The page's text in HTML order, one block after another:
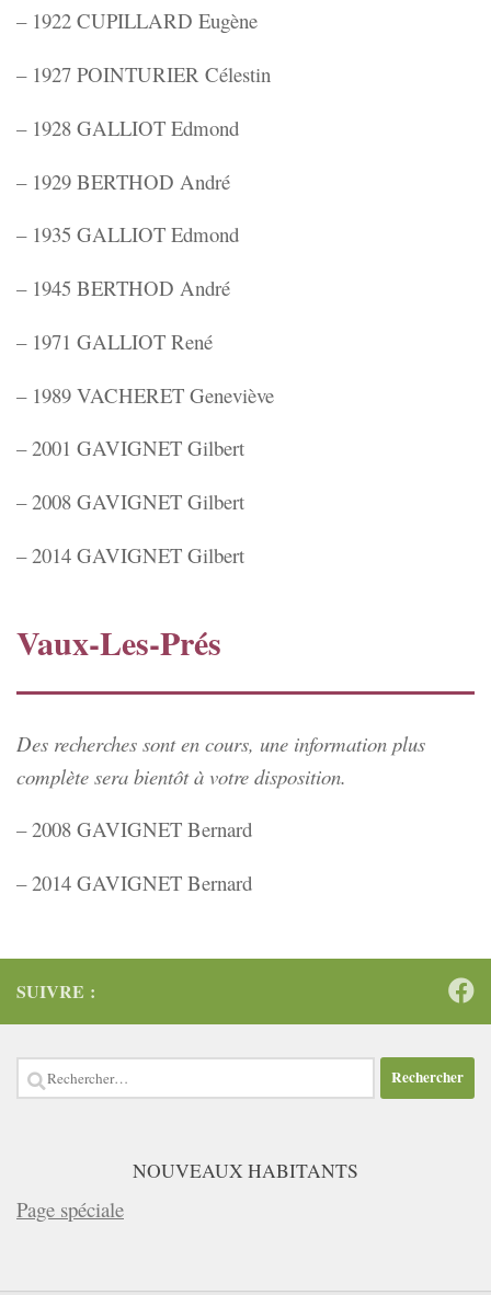
– 1922 CUPILLARD Eugène
– 1927 POINTURIER Célestin
– 1928 GALLIOT Edmond
– 1929 BERTHOD André
– 1935 GALLIOT Edmond
– 1945 BERTHOD André
– 1971 GALLIOT René
– 1989 VACHERET Geneviève
– 2001 GAVIGNET Gilbert
– 2008 GAVIGNET Gilbert
– 2014 GAVIGNET Gilbert
Vaux-Les-Prés
Des recherches sont en cours, une information plus
complète sera bientôt à votre disposition.
– 2008 GAVIGNET Bernard
– 2014 GAVIGNET Bernard
SUIVRE :
Rechercher :
NOUVEAUX HABITANTS
Page spéciale